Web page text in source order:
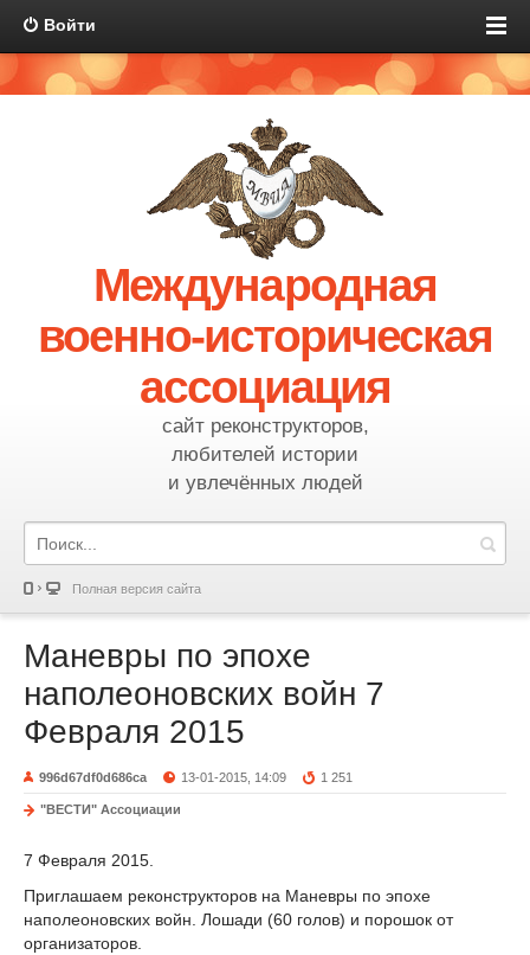
Войти
Международная
военно-историческая
ассоциация
сайт реконструкторов,
любителей истории
и увлечённых людей
Полная версия сайта
Маневры по эпохе
наполеоновских войн 7
Февраля 2015
996d67df0d686ca 13-01-2015, 14:09 1 251
"ВЕСТИ" Ассоциации
7 Февраля 2015.
Приглашаем реконструкторов на Маневры по эпохе
наполеоновских войн. Лошади (60 голов) и порошок от
организаторов.